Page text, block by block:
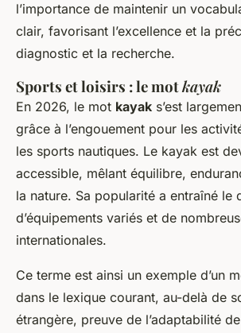
l’importance de maintenir un
clair, favorisant l’excellence et la
diagnostic et la recherche.
Sports et loisirs : le motkayak
En 2026, le mot kayak s’est
grâce à l’engouement pour les
les sports nautiques. Le kayak est
accessible, mêlant équilibre,
la nature. Sa popularité a entraîné le
d’équipements variés et de
internationales.
Ce terme est ainsi un exemple d’un
dans le lexique courant, au-delà de
étrangère, preuve de l’adaptabilité